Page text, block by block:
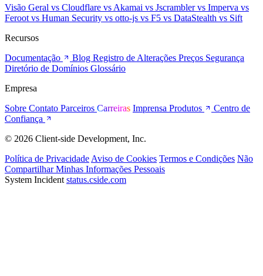
Visão Geral vs Cloudflare vs Akamai vs Jscramblervs Imperva vs
Feroot vs Human Security vs otto-js vs F5 vs DataStealth vs Sift
Recursos
Documentação
Blog Registro de Alterações Preços Segurança
Diretório de Domínios Glossário
Empresa
Sobre Contato Parceiros Carreiras Imprensa Produtos
Centro de
Confiança
© 2026 Client-side Development, Inc.
Política de Privacidade Aviso de Cookies Termos e Condições Não
Compartilhar Minhas Informações Pessoais
System Incident status.cside.com